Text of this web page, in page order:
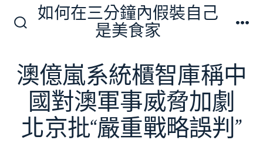
切
換
開
關
如何在三分鐘內假裝自己
是美食家
澳億嵐系統櫃智庫稱中
國對澳軍事威脅加劇
北京批“嚴重戰略誤判”